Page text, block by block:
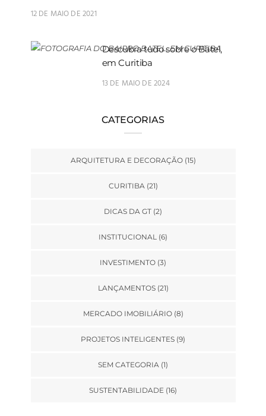
12 DE MAIO DE 2021
Descubra tudo sobre o Batel,
em Curitiba
13 DE MAIO DE 2024
CATEGORIAS
ARQUITETURA E DECORAÇÃO(15)
CURITIBA(21)
DICAS DA GT (2)
INSTITUCIONAL (6)
INVESTIMENTO (3)
LANÇAMENTOS(21)
MERCADO IMOBILIÁRIO(8)
PROJETOS INTELIGENTES (9)
SEM CATEGORIA (1)
SUSTENTABILIDADE (16)